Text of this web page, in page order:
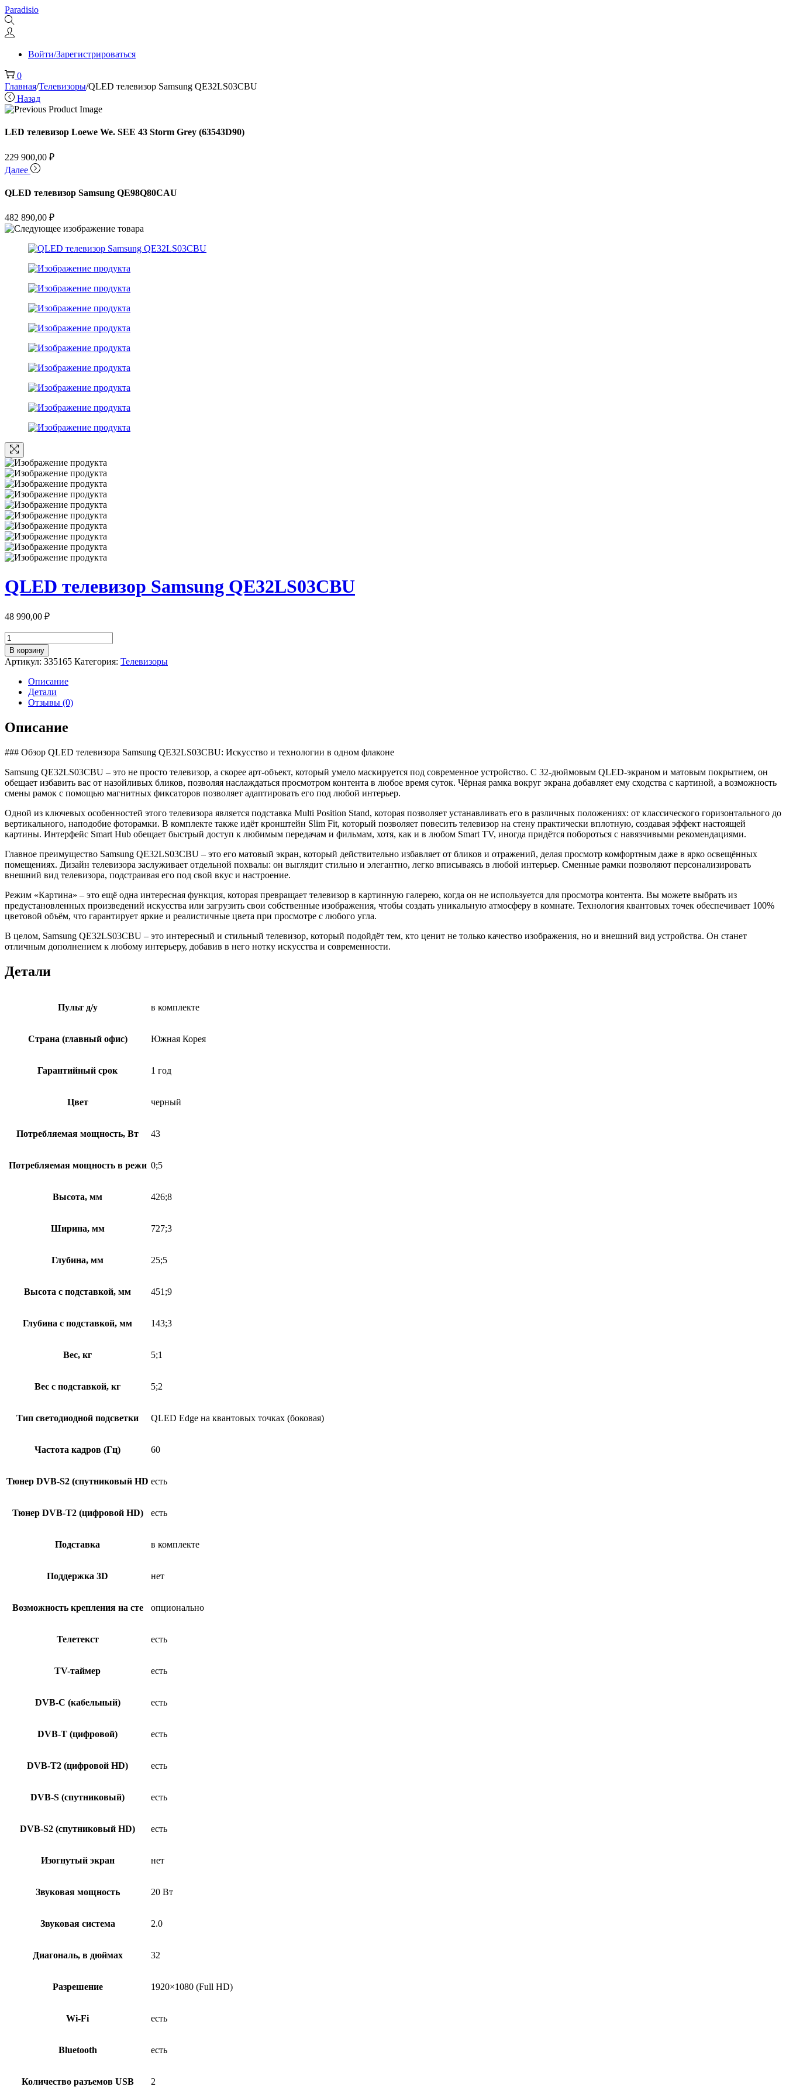
Перейти
к
навигации
Перейти
к
содержимому
Paradisio
Войти/Зарегистрироваться
0
Главная/Телевизоры/QLED телевизор Samsung QE32LS03CBU
Назад
LED телевизор Loewe We. SEE 43 Storm Grey (63543D90)
229 900,00 ₽
Далее
QLED телевизор Samsung QE98Q80CAU
482 890,00 ₽
QLED телевизор Samsung QE32LS03CBU
48 990,00 ₽
Количество
товара
QLED
телевизор
Samsung
QE32LS03CBU
В корзину
Артикул: 335165 Категория: Телевизоры
Описание
Детали
Отзывы (0)
Описание
### Обзор QLED телевизора Samsung QE32LS03CBU: Искусство и технологии в одном флаконе
Samsung QE32LS03CBU – это не просто телевизор, а скорее арт-объект, который умело маскируется под современное устройство. С 32-дюймовым QLED-экраном и матовым покрытием, он
обещает избавить вас от назойливых бликов, позволяя наслаждаться просмотром контента в любое время суток. Чёрная рамка вокруг экрана добавляет ему сходства с картиной, а возможность
смены рамок с помощью магнитных фиксаторов позволяет адаптировать его под любой интерьер.
Одной из ключевых особенностей этого телевизора является подставка Multi Position Stand, которая позволяет устанавливать его в различных положениях: от классического горизонтального до
вертикального, наподобие фоторамки. В комплекте также идёт кронштейн Slim Fit, который позволяет повесить телевизор на стену практически вплотную, создавая эффект настоящей
картины. Интерфейс Smart Hub обещает быстрый доступ к любимым передачам и фильмам, хотя, как и в любом Smart TV, иногда придётся побороться с навязчивыми рекомендациями.
Главное преимущество Samsung QE32LS03CBU – это его матовый экран, который действительно избавляет от бликов и отражений, делая просмотр комфортным даже в ярко освещённых
помещениях. Дизайн телевизора заслуживает отдельной похвалы: он выглядит стильно и элегантно, легко вписываясь в любой интерьер. Сменные рамки позволяют персонализировать
внешний вид телевизора, подстраивая его под свой вкус и настроение.
Режим «Картина» – это ещё одна интересная функция, которая превращает телевизор в картинную галерею, когда он не используется для просмотра контента. Вы можете выбрать из
предустановленных произведений искусства или загрузить свои собственные изображения, чтобы создать уникальную атмосферу в комнате. Технология квантовых точек обеспечивает 100%
цветовой объём, что гарантирует яркие и реалистичные цвета при просмотре с любого угла.
В целом, Samsung QE32LS03CBU – это интересный и стильный телевизор, который подойдёт тем, кто ценит не только качество изображения, но и внешний вид устройства. Он станет
отличным дополнением к любому интерьеру, добавив в него нотку искусства и современности.
Детали
Пульт д/у в комплекте
Страна (главный офис) Южная Корея
Гарантийный срок 1 год
Цвет черный
Потребляемая мощность, Вт 43
Потребляемая мощность в режи 0;5
Высота, мм 426;8
Ширина, мм 727;3
Глубина, мм 25;5
Высота с подставкой, мм 451;9
Глубина с подставкой, мм 143;3
Вес, кг 5;1
Вес с подставкой, кг 5;2
Тип светодиодной подсветки QLED Edge на квантовых точках (боковая)
Частота кадров (Гц) 60
Тюнер DVB-S2 (спутниковый HD есть
Тюнер DVB-T2 (цифровой HD) есть
Подставка в комплекте
Поддержка 3D нет
Возможность крепления на сте опционально
Телетекст есть
TV-таймер есть
DVB-C (кабельный) есть
DVB-T (цифровой) есть
DVB-T2 (цифровой HD) есть
DVB-S (спутниковый) есть
DVB-S2 (спутниковый HD) есть
Изогнутый экран нет
Звуковая мощность 20 Вт
Звуковая система 2.0
Диагональ, в дюймах 32
Разрешение 1920×1080 (Full HD)
Wi-Fi есть
Bluetooth есть
Количество разъемов USB 2